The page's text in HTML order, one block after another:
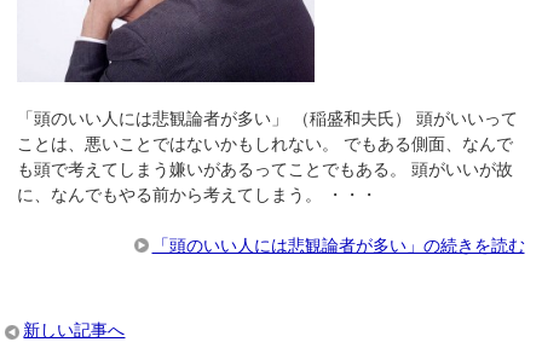
「頭のいい人には悲観論者が多い」 （稲盛和夫氏） 頭がいいって
ことは、悪いことではないかもしれない。 でもある側面、なんで
も頭で考えてしまう嫌いがあるってことでもある。 頭がいいが故
に、なんでもやる前から考えてしまう。 ・・・
「頭のいい人には悲観論者が多い」の続きを読む
新しい記事へ